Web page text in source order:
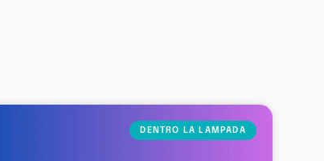
DENTRO LA LAMPADA